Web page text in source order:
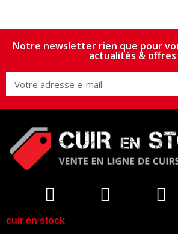
Notre newsletter rien que pour
actualités & offres
cuir en stock